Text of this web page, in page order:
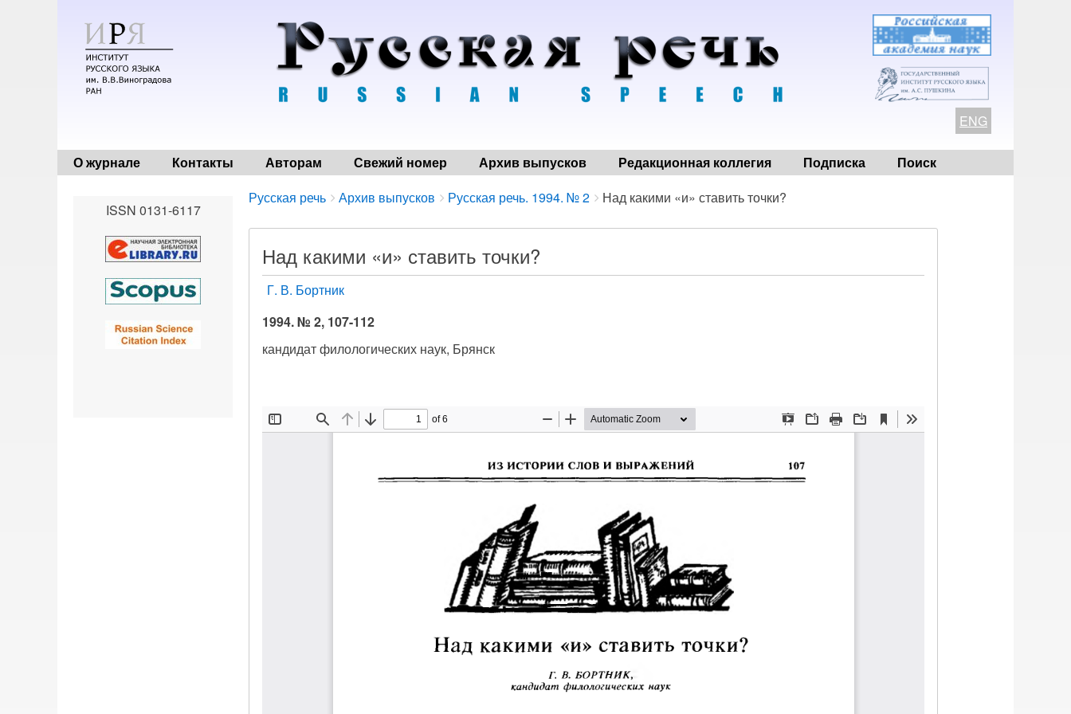
ENG
О журнале Контакты Авторам Свежий номер Архив выпусков Редакционная коллегия Подписка Поиск
Breadcrumbs
You
here:
Русская речь Архив выпусков Русская речь. 1994. № 2 Над какими «и» ставить точки?
Над какими «и» ставить точки?
Г. В. Бортник
1994. № 2, 107-112
кандидат филологических наук, Брянск
ISSN 0131-6117